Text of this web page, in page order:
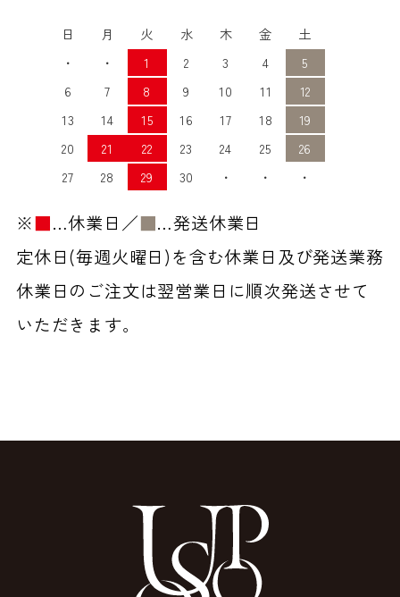
日 月 火 水 木 金
土
・
・ 1 2 3 4
5
6
7 8 9 10 11
12
13
14 15 16 17 18
19
20
21 22 23 24 25
26
27
28 29 30 ・ ・ ・
※■…休業日／■…発送休業日
定休日(毎週火曜日)を含む休業日及び発送業務
休業日のご注文は翌営業日に順次発送させて
いただきます。